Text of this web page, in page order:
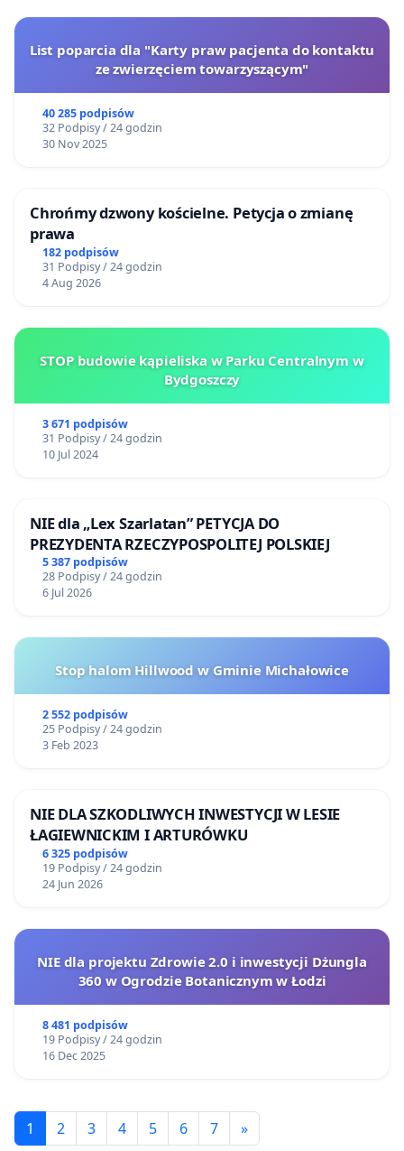
List poparcia dla "Karty praw pacjenta do kontaktu
ze zwierzęciem towarzyszącym"
40 285 podpisów
32 Podpisy / 24 godzin
30 Nov 2025
Chrońmy dzwony kościelne. Petycja o zmianę
prawa
182 podpisów
31 Podpisy / 24 godzin
4 Aug 2026
STOP budowie kąpieliska w Parku Centralnym w
Bydgoszczy
3 671 podpisów
31 Podpisy / 24 godzin
10 Jul 2024
NIE dla „Lex Szarlatan” PETYCJA DO
PREZYDENTA RZECZYPOSPOLITEJ POLSKIEJ
5 387 podpisów
28 Podpisy / 24 godzin
6 Jul 2026
Stop halom Hillwood w Gminie Michałowice
2 552 podpisów
25 Podpisy / 24 godzin
3 Feb 2023
NIE DLA SZKODLIWYCH INWESTYCJI W LESIE
ŁAGIEWNICKIM I ARTURÓWKU
6 325 podpisów
19 Podpisy / 24 godzin
24 Jun 2026
NIE dla projektu Zdrowie 2.0 i inwestycji Dżungla
360 w Ogrodzie Botanicznym w Łodzi
8 481 podpisów
19 Podpisy / 24 godzin
16 Dec 2025
1 2 3 4 5 6 7 »